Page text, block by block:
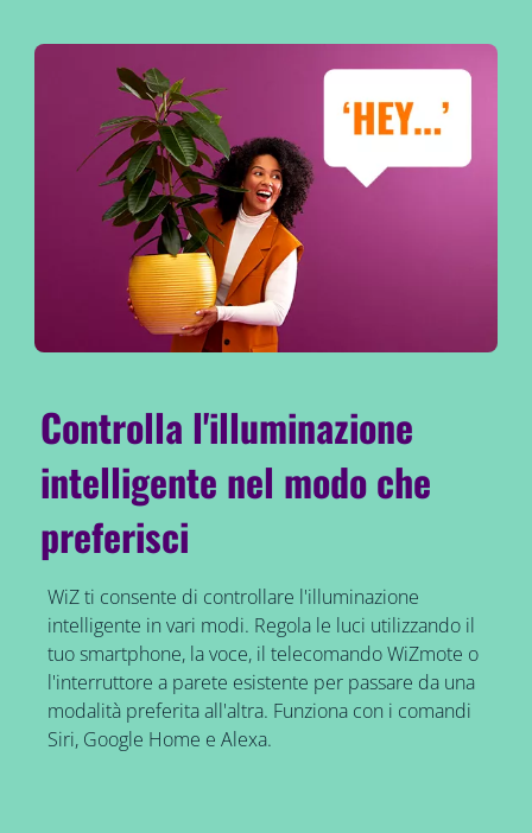
Controlla l'illuminazione
intelligente nel modo che
preferisci
WiZ ti consente di controllare l'illuminazione
intelligente in vari modi. Regola le luci utilizzando il
tuo smartphone, la voce, il telecomando WiZmote o
l'interruttore a parete esistente per passare da una
modalità preferita all'altra. Funziona con i comandi
Siri, Google Home e Alexa.